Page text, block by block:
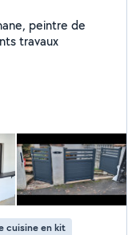
peintre de
travaux
cuisine en kit